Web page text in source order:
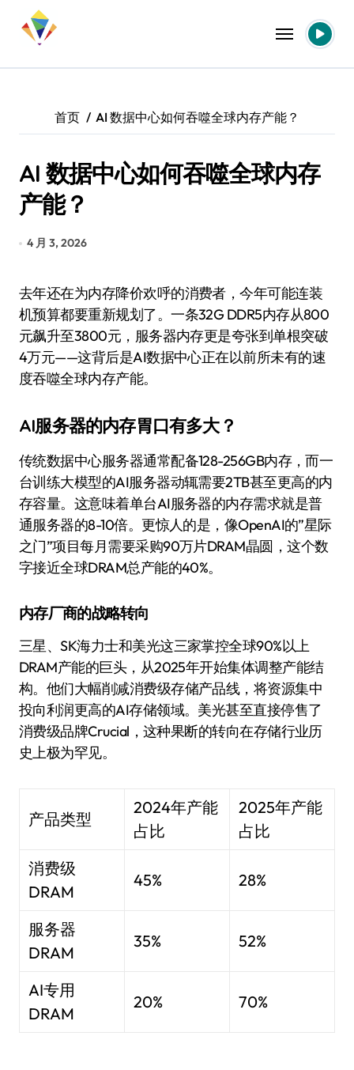
首页 AI 数据中心如何吞噬全球内存产能？
AI 数据中心如何吞噬全球内存
产能？
4 月 3, 2026
去年还在为内存降价欢呼的消费者，今年可能连装
机预算都要重新规划了。一条32G DDR5内存从800
元飙升至3800元，服务器内存更是夸张到单根突破
4万元——这背后是AI数据中心正在以前所未有的速
度吞噬全球内存产能。
AI服务器的内存胃口有多大？
传统数据中心服务器通常配备128-256GB内存，而一
台训练大模型的AI服务器动辄需要2TB甚至更高的内
存容量。这意味着单台AI服务器的内存需求就是普
通服务器的8-10倍。更惊人的是，像OpenAI的”星际
之门”项目每月需要采购90万片DRAM晶圆，这个数
字接近全球DRAM总产能的40%。
内存厂商的战略转向
三星、SK海力士和美光这三家掌控全球90%以上
DRAM产能的巨头，从2025年开始集体调整产能结
构。他们大幅削减消费级存储产品线，将资源集中
投向利润更高的AI存储领域。美光甚至直接停售了
消费级品牌Crucial，这种果断的转向在存储行业历
史上极为罕见。
产品类型
2024年产能
占比
2025年产能
占比
消费级
DRAM
45% 28%
服务器
DRAM
35% 52%
AI专用
DRAM
20% 70%